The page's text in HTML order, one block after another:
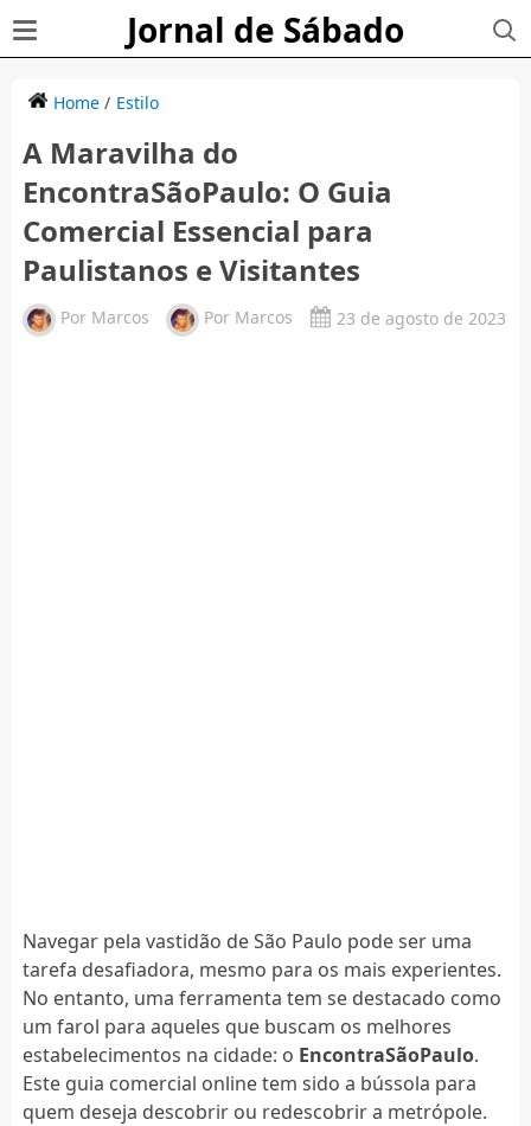
Jornal de Sábado
Home/ Estilo
A Maravilha do
EncontraSãoPaulo: O Guia
Comercial Essencial para
Paulistanos e Visitantes
Por Marcos Por Marcos 23 de agosto de 2023
Navegar pela vastidão de São Paulo pode ser uma
tarefa desafiadora, mesmo para os mais experientes.
No entanto, uma ferramenta tem se destacado como
um farol para aqueles que buscam os melhores
estabelecimentos na cidade: o EncontraSãoPaulo.
Este guia comercial online tem sido a bússola para
quem deseja descobrir ou redescobrir a metrópole.